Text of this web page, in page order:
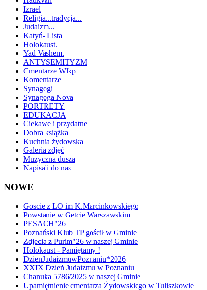
Izrael
Religia...tradycja...
Judaizm...
Katyń- Lista
Holokaust.
Yad Vashem.
ANTYSEMITYZM
Cmentarze Wlkp.
Komentarze
Synagogi
Synagoga Nova
PORTRETY
EDUKACJA
Ciekawe i przydatne
Dobra książka.
Kuchnia żydowska
Galeria zdjęć
Muzyczna dusza
Napisali do nas
NOWE
Goscie z LO im K.Marcinkowskiego
Powstanie w Getcie Warszawskim
PESACH"26
Poznański Klub TP gościł w Gminie
Zdjecia z Purim"26 w naszej Gminie
Holokaust - Pamiętamy !
DzienJudaizmuwPoznaniu*2026
XXIX Dzień Judaizmu w Poznaniu
Chanuka 5786/2025 w naszej Gminie
Upamiętnienie cmentarza Żydowskiego w Tuliszkowie